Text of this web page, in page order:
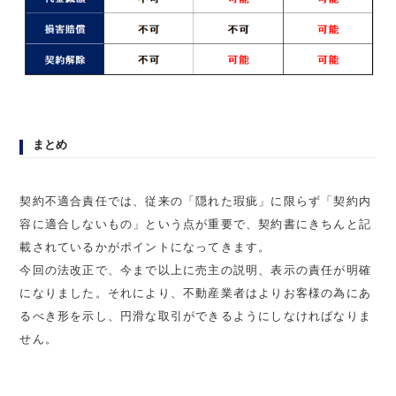
まとめ
契約不適合責任では、従来の「隠れた瑕疵」に限らず「契約内
容に適合しないもの」という点が重要で、契約書にきちんと記
載されているかがポイントになってきます。
今回の法改正で、今まで以上に売主の説明、表示の責任が明確
になりました。それにより、不動産業者はよりお客様の為にあ
るべき形を示し、円滑な取引ができるようにしなければなりま
せん。